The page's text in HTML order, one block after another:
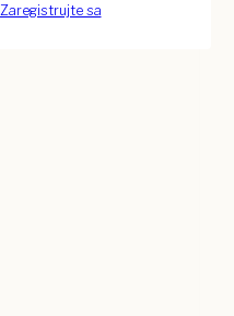
Zaregistrujte sa